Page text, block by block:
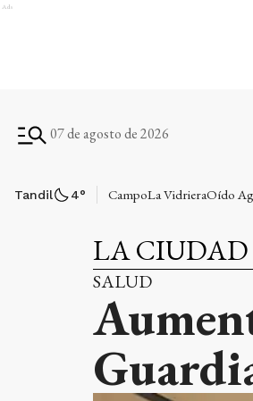
Ads
07 de agosto de 2026
Tandil 4° CampoLa VidrieraOído
LA CIUDAD
SALUD